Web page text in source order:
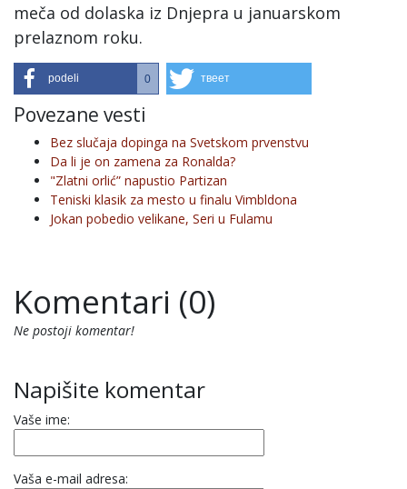
meča od dolaska iz Dnjepra u januarskom
prelaznom roku.
podeli 0 твеет
Povezane vesti
Bez slučaja dopinga na Svetskom prvenstvu
Da li je on zamena za Ronalda?
"Zlatni orlić” napustio Partizan
Teniski klasik za mesto u finalu Vimbldona
Jokan pobedio velikane, Seri u Fulamu
Komentari (0)
Ne postoji komentar!
Napišite komentar
Vaše ime:
Vaša e-mail adresa: